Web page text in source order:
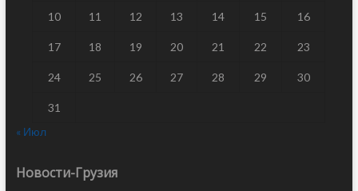
10 11 12 13 14 15 16
17 18 19 20 21 22 23
24 25 26 27 28 29 30
31
« Июл
Новости-Грузия